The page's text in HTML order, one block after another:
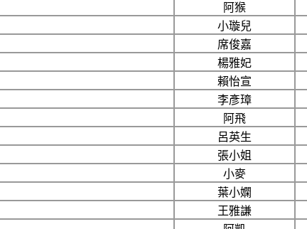
阿猴
小璇兒
席俊嘉
楊雅妃
賴怡宣
李彥璋
阿飛
呂英生
張小姐
小麥
葉小嫻
王雅謙